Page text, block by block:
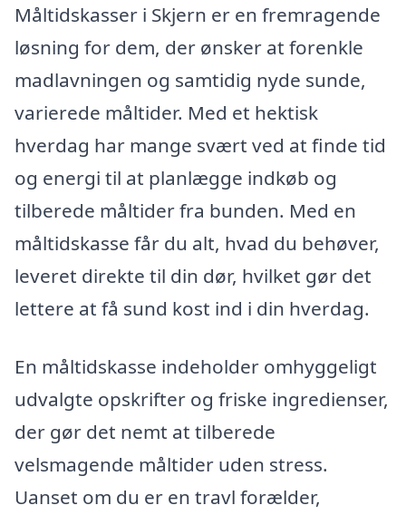
Måltidskasser i Skjern er en fremragende
løsning for dem, der ønsker at forenkle
madlavningen og samtidig nyde sunde,
varierede måltider. Med et hektisk
hverdag har mange svært ved at finde tid
og energi til at planlægge indkøb og
tilberede måltider fra bunden. Med en
måltidskasse får du alt, hvad du behøver,
leveret direkte til din dør, hvilket gør det
lettere at få sund kost ind i din hverdag.
En måltidskasse indeholder omhyggeligt
udvalgte opskrifter og friske ingredienser,
der gør det nemt at tilberede
velsmagende måltider uden stress.
Uanset om du er en travl forælder,